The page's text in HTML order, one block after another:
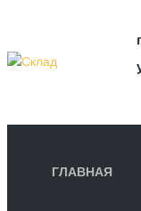
ГЛАВНАЯ